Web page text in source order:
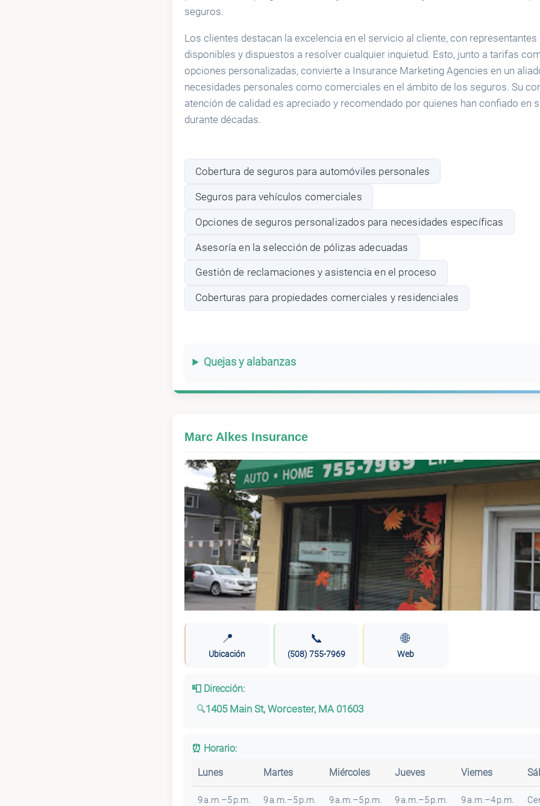
seguros.
Los clientes destacan la excelencia en el servicio al cliente, con
disponibles y dispuestos a resolver cualquier inquietud. Esto, junto a tarifas
opciones personalizadas, convierte a Insurance Marketing Agencies en un
necesidades personales como comerciales en el ámbito de los seguros. Su
atención de calidad es apreciado y recomendado por quienes han confiado en
durante décadas.
Cobertura de seguros para automóviles personales
Seguros para vehículos comerciales
Opciones de seguros personalizados para necesidades específicas
Asesoría en la selección de pólizas adecuadas
Gestión de reclamaciones y asistencia en el proceso
Coberturas para propiedades comerciales y residenciales
Quejas y alabanzas
Marc Alkes Insurance
📍
Ubicación
📞
(508) 755-7969
🌐
Web
📮 Dirección:
1405 Main St, Worcester, MA 01603
⏰ Horario:
Lunes Martes Miércoles Jueves Viernes
9 a.m.–5 p.m. 9 a.m.–5 p.m. 9 a.m.–5 p.m. 9 a.m.–5 p.m. 9 a.m.–4 p.m.